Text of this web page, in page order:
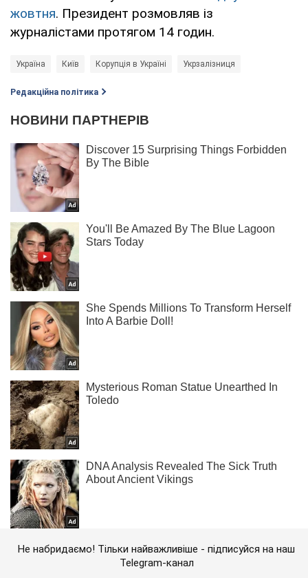
жовтня. Президент розмовляв із
журналістами протягом 14 годин.
Україна Київ Корупція в Україні Укрзалізниця
Редакційна політика
Не набридаємо! Тільки найважливіше - підписуйся на наш
Telegram-канал